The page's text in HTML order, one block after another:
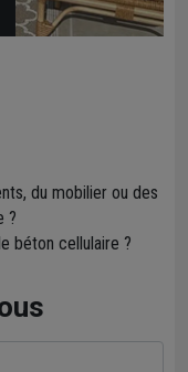
du mobilier ou des
?
béton cellulaire ?